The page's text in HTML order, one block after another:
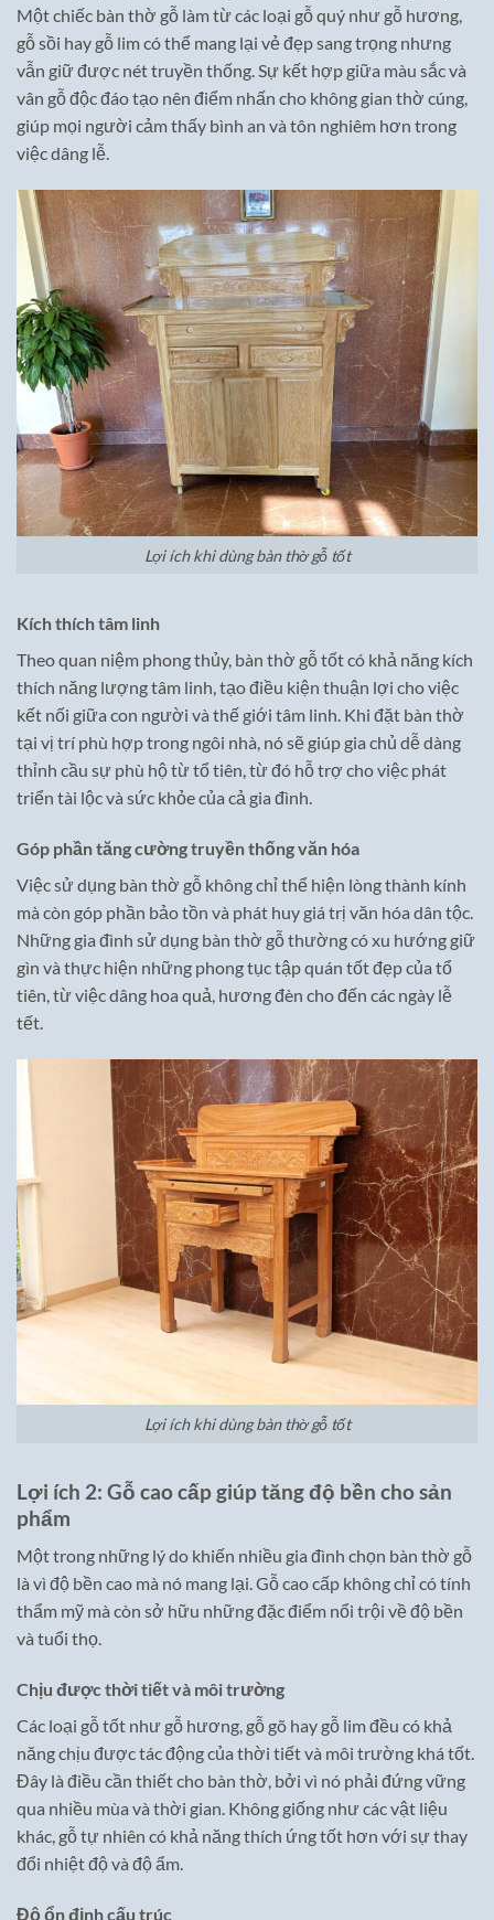
Một chiếc bàn thờ gỗ làm từ các loại gỗ quý như gỗ hương,
gỗ sồi hay gỗ lim có thể mang lại vẻ đẹp sang trọng nhưng
vẫn giữ được nét truyền thống. Sự kết hợp giữa màu sắc và
vân gỗ độc đáo tạo nên điểm nhấn cho không gian thờ cúng,
giúp mọi người cảm thấy bình an và tôn nghiêm hơn trong
việc dâng lễ.
Lợi ích khi dùng bàn thờ gỗ tốt
Kích thích tâm linh
Theo quan niệm phong thủy, bàn thờ gỗ tốt có khả năng kích
thích năng lượng tâm linh, tạo điều kiện thuận lợi cho việc
kết nối giữa con người và thế giới tâm linh. Khi đặt bàn thờ
tại vị trí phù hợp trong ngôi nhà, nó sẽ giúp gia chủ dễ dàng
thỉnh cầu sự phù hộ từ tổ tiên, từ đó hỗ trợ cho việc phát
triển tài lộc và sức khỏe của cả gia đình.
Góp phần tăng cường truyền thống văn hóa
Việc sử dụng bàn thờ gỗ không chỉ thể hiện lòng thành kính
mà còn góp phần bảo tồn và phát huy giá trị văn hóa dân tộc.
Những gia đình sử dụng bàn thờ gỗ thường có xu hướng giữ
gìn và thực hiện những phong tục tập quán tốt đẹp của tổ
tiên, từ việc dâng hoa quả, hương đèn cho đến các ngày lễ
tết.
Lợi ích khi dùng bàn thờ gỗ tốt
Lợi ích 2: Gỗ cao cấp giúp tăng độ bền cho sản
phẩm
Một trong những lý do khiến nhiều gia đình chọn bàn thờ gỗ
là vì độ bền cao mà nó mang lại. Gỗ cao cấp không chỉ có tính
thẩm mỹ mà còn sở hữu những đặc điểm nổi trội về độ bền
và tuổi thọ.
Chịu được thời tiết và môi trường
Các loại gỗ tốt như gỗ hương, gỗ gõ hay gỗ lim đều có khả
năng chịu được tác động của thời tiết và môi trường khá tốt.
Đây là điều cần thiết cho bàn thờ, bởi vì nó phải đứng vững
qua nhiều mùa và thời gian. Không giống như các vật liệu
khác, gỗ tự nhiên có khả năng thích ứng tốt hơn với sự thay
đổi nhiệt độ và độ ẩm.
Độ ổn định cấu trúc